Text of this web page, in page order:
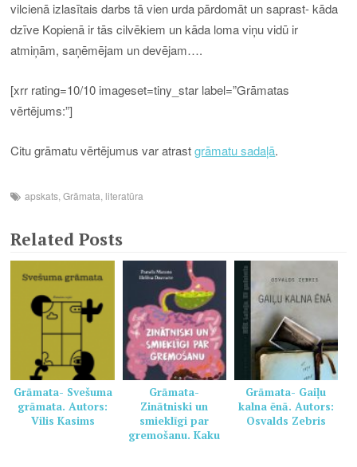
vilcienā izlasītais darbs tā vien urda pārdomāt un saprast- kāda
dzīve Kopienā ir tās cilvēkiem un kāda loma viņu vidū ir
atmiņām, saņēmējam un devējam….
[xrr rating=10/10 imageset=tiny_star label=”Grāmatas
vērtējums:”]
Citu grāmatu vērtējumus var atrastgrāmatu sadaļā.
apskats ,Grāmata literatūra
Related Posts
Grāmata- Svešuma
grāmata. Autors:
Vilis Kasims
Grāmata-
Zinātniski un
smieklīgi par
gremošanu. Kaku
Grāmata- Gaiļu
kalna ēnā. Autors:
Osvalds Zebris